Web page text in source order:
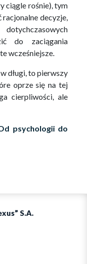
ciągle rośnie), tym
decyzje,
do zaciągania
wcześniejsze.
długi, to pierwszy
oprze się na tej
cierpliwości, ale
psychologii do
S.A.